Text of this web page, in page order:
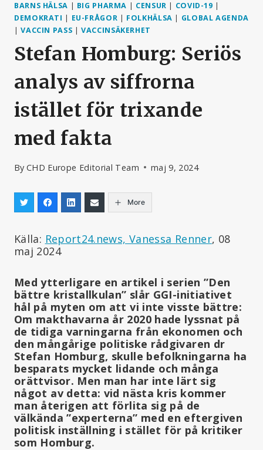
BARNS HÄLSA | BIG PHARMA | CENSUR | COVID-19 |
DEMOKRATI | EU-FRÅGOR | FOLKHÄLSA | GLOBAL AGENDA
|VACCIN PASS |VACCINSÄKERHET
Stefan Homburg: Seriös
analys av siffrorna
istället för trixande
med fakta
By CHD Europe Editorial Team maj 9, 2024
More
Källa: Report24.news, Vanessa Renner, 08
maj 2024
Med ytterligare en artikel i serien ”Den
bättre kristallkulan” slår GGI-initiativet
hål på myten om att vi inte visste bättre:
Om makthavarna år 2020 hade lyssnat på
de tidiga varningarna från ekonomen och
den mångårige politiske rådgivaren dr
Stefan Homburg, skulle befolkningarna ha
besparats mycket lidande och många
orättvisor. Men man har inte lärt sig
något av detta: vid nästa kris kommer
man återigen att förlita sig på de
välkända ”experterna” med en eftergiven
politisk inställning i stället för på kritiker
som Homburg.